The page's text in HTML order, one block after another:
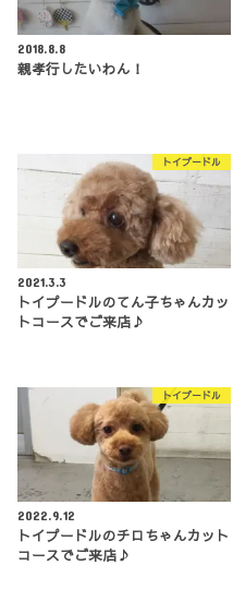
2018.8.8
親孝行したいわん！
トイプードル
2021.3.3
トイプードルのてん子ちゃんカッ
トコースでご来店♪
トイプードル
2022.9.12
トイプードルのチロちゃんカット
コースでご来店♪